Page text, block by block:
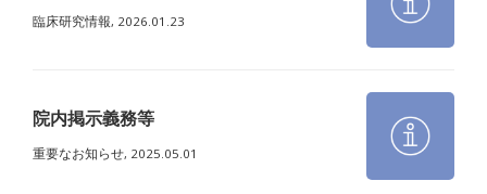
臨床研究情報, 2026.01.23
院内掲示義務等
重要なお知らせ, 2025.05.01